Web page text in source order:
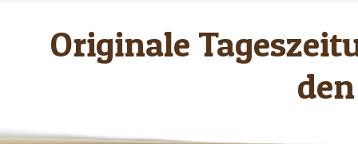
Originale